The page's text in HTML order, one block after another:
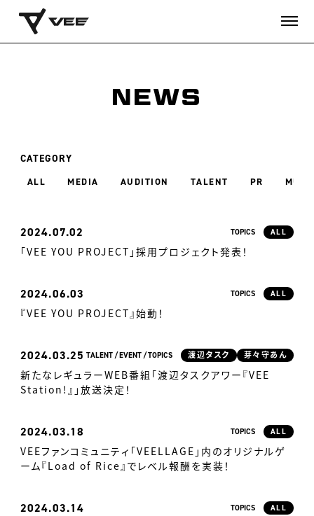
NEWS
CATEGORY
ALL MEDIA AUDITION TALENT PR
2024 07.02 TOPICS ALL
「VEE YOU PROJECT」採用プロジェクト発表！
2024 06.03 TOPICS ALL
『VEE YOU PROJECT』始動！
2024 03.25 TALENT EVENT TOPICS 渡辺タスク 芽々守あん
新たなレギュラーWEB番組「渡辺タスクアワー『VEE
Station!』」放送決定！
2024 03.18 TOPICS ALL
VEEファンコミュニティ「VEELLAGE」内のオリジナルゲ
ーム『Load of Rice』でレベル報酬を実装！
2024 03.14 TOPICS ALL